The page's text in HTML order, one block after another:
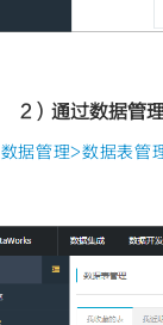
2）通过数据管
数据管理>数据表管